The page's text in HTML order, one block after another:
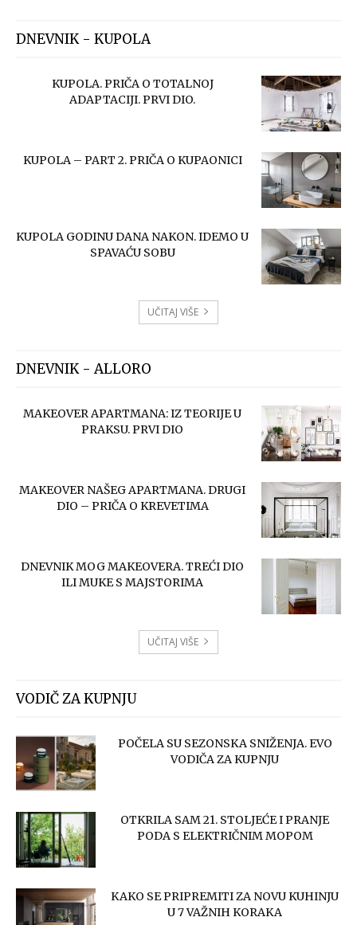
DNEVNIK - KUPOLA
KUPOLA. PRIČA O TOTALNOJ
ADAPTACIJI. PRVI DIO.
KUPOLA – PART 2. PRIČA O KUPAONICI
KUPOLA GODINU DANA NAKON. IDEMO U
SPAVAĆU SOBU
UČITAJ VIŠE
DNEVNIK - ALLORO
MAKEOVER APARTMANA: IZ TEORIJE U
PRAKSU. PRVI DIO
MAKEOVER NAŠEG APARTMANA. DRUGI
DIO – PRIČA O KREVETIMA
DNEVNIK MOG MAKEOVERA. TREĆI DIO
ILI MUKE S MAJSTORIMA
UČITAJ VIŠE
VODIČ ZA KUPNJU
POČELA SU SEZONSKA SNIŽENJA. EVO
VODIČA ZA KUPNJU
OTKRILA SAM 21. STOLJEĆE I PRANJE
PODA S ELEKTRIČNIM MOPOM
KAKO SE PRIPREMITI ZA NOVU KUHINJU
U 7 VAŽNIH KORAKA